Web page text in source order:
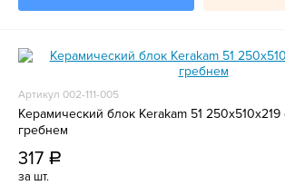
Артикул 002-111-005
Керамический блок Kerakam 51 250х510х219
гребнем
317 a
за шт.